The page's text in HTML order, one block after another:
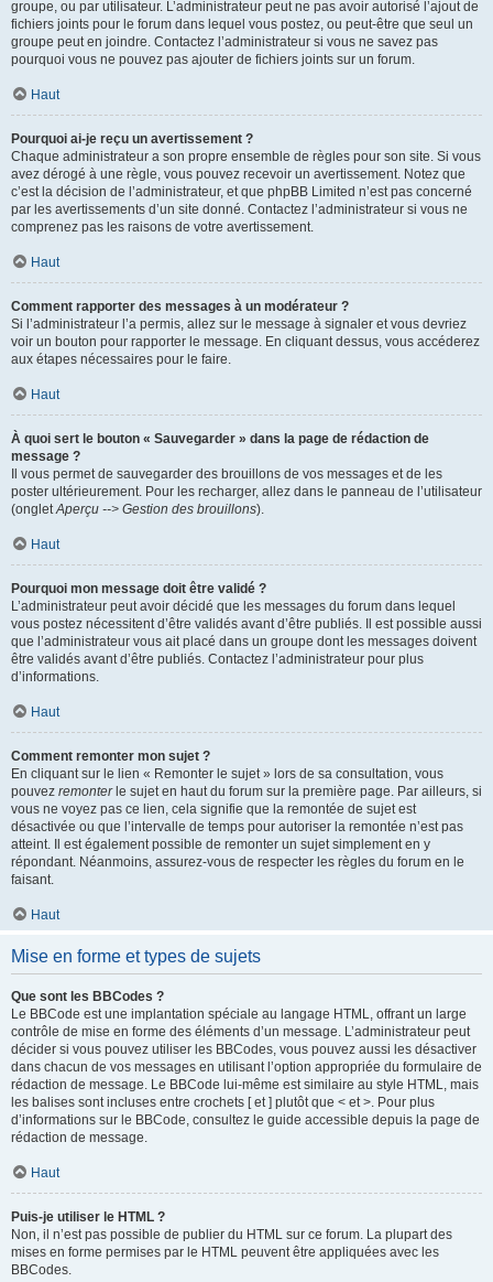
groupe, ou par utilisateur. L’administrateur peut ne pas avoir autorisé l’ajout de
fichiers joints pour le forum dans lequel vous postez, ou peut-être que seul un
groupe peut en joindre. Contactez l’administrateur si vous ne savez pas
pourquoi vous ne pouvez pas ajouter de fichiers joints sur un forum.
Haut
Pourquoi ai-je reçu un avertissement ?
Chaque administrateur a son propre ensemble de règles pour son site. Si vous
avez dérogé à une règle, vous pouvez recevoir un avertissement. Notez que
c’est la décision de l’administrateur, et que phpBB Limited n’est pas concerné
par les avertissements d’un site donné. Contactez l’administrateur si vous ne
comprenez pas les raisons de votre avertissement.
Haut
Comment rapporter des messages à un modérateur ?
Si l’administrateur l’a permis, allez sur le message à signaler et vous devriez
voir un bouton pour rapporter le message. En cliquant dessus, vous accéderez
aux étapes nécessaires pour le faire.
Haut
À quoi sert le bouton « Sauvegarder » dans la page de rédaction de
message ?
Il vous permet de sauvegarder des brouillons de vos messages et de les
poster ultérieurement. Pour les recharger, allez dans le panneau de l’utilisateur
(ongletAperçu --> Gestion des brouillons).
Haut
Pourquoi mon message doit être validé ?
L’administrateur peut avoir décidé que les messages du forum dans lequel
vous postez nécessitent d’être validés avant d’être publiés. Il est possible aussi
que l’administrateur vous ait placé dans un groupe dont les messages doivent
être validés avant d’être publiés. Contactez l’administrateur pour plus
d’informations.
Haut
Comment remonter mon sujet ?
En cliquant sur le lien « Remonter le sujet » lors de sa consultation, vous
pouvez remonterle sujet en haut du forum sur la première page. Par ailleurs, si
vous ne voyez pas ce lien, cela signifie que la remontée de sujet est
désactivée ou que l’intervalle de temps pour autoriser la remontée n’est pas
atteint. Il est également possible de remonter un sujet simplement en y
répondant. Néanmoins, assurez-vous de respecter les règles du forum en le
faisant.
Haut
Mise en forme et types de sujets
Que sont les BBCodes ?
Le BBCode est une implantation spéciale au langage HTML, offrant un large
contrôle de mise en forme des éléments d’un message. L’administrateur peut
décider si vous pouvez utiliser les BBCodes, vous pouvez aussi les désactiver
dans chacun de vos messages en utilisant l’option appropriée du formulaire de
rédaction de message. Le BBCode lui-même est similaire au style HTML, mais
les balises sont incluses entre crochets [ et ] plutôt que < et >. Pour plus
d’informations sur le BBCode, consultez le guide accessible depuis la page de
rédaction de message.
Haut
Puis-je utiliser le HTML ?
Non, il n’est pas possible de publier du HTML sur ce forum. La plupart des
mises en forme permises par le HTML peuvent être appliquées avec les
BBCodes.